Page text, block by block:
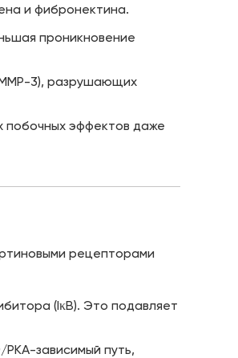
и фибронектина.
проникновение
3), разрушающих
побочных эффектов даже
рецепторами
(IκB). Это подавляет
зависимый путь,